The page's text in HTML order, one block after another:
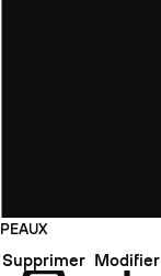
PEAUX
Supprimer Modifier